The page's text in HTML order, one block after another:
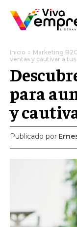
Welcome to
Inicio Marketing B2C
ventas y cautivar a
para
y
Publicado por